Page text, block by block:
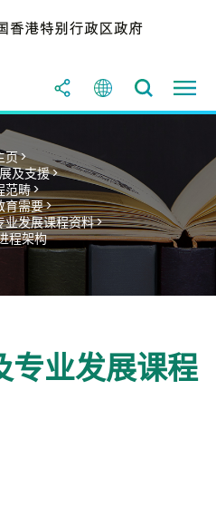
页 >
及支援 >
范畴 >
育需要 >
发展课程资料 >
程架构
专业发展课程